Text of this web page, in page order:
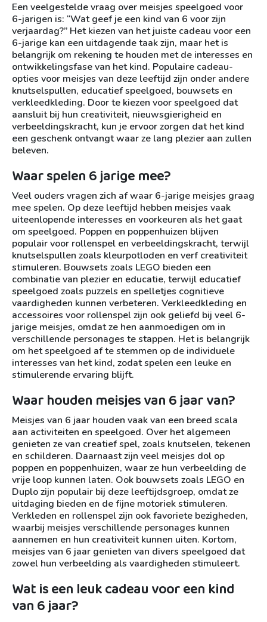
Een veelgestelde vraag over meisjes speelgoed voor
6-jarigen is: “Wat geef je een kind van 6 voor zijn
verjaardag?” Het kiezen van het juiste cadeau voor een
6-jarige kan een uitdagende taak zijn, maar het is
belangrijk om rekening te houden met de interesses en
ontwikkelingsfase van het kind. Populaire cadeau-
opties voor meisjes van deze leeftijd zijn onder andere
knutselspullen, educatief speelgoed, bouwsets en
verkleedkleding. Door te kiezen voor speelgoed dat
aansluit bij hun creativiteit, nieuwsgierigheid en
verbeeldingskracht, kun je ervoor zorgen dat het kind
een geschenk ontvangt waar ze lang plezier aan zullen
beleven.
Waar spelen 6 jarige mee?
Veel ouders vragen zich af waar 6-jarige meisjes graag
mee spelen. Op deze leeftijd hebben meisjes vaak
uiteenlopende interesses en voorkeuren als het gaat
om speelgoed. Poppen en poppenhuizen blijven
populair voor rollenspel en verbeeldingskracht, terwijl
knutselspullen zoals kleurpotloden en verf creativiteit
stimuleren. Bouwsets zoals LEGO bieden een
combinatie van plezier en educatie, terwijl educatief
speelgoed zoals puzzels en spelletjes cognitieve
vaardigheden kunnen verbeteren. Verkleedkleding en
accessoires voor rollenspel zijn ook geliefd bij veel 6-
jarige meisjes, omdat ze hen aanmoedigen om in
verschillende personages te stappen. Het is belangrijk
om het speelgoed af te stemmen op de individuele
interesses van het kind, zodat spelen een leuke en
stimulerende ervaring blijft.
Waar houden meisjes van 6 jaar van?
Meisjes van 6 jaar houden vaak van een breed scala
aan activiteiten en speelgoed. Over het algemeen
genieten ze van creatief spel, zoals knutselen, tekenen
en schilderen. Daarnaast zijn veel meisjes dol op
poppen en poppenhuizen, waar ze hun verbeelding de
vrije loop kunnen laten. Ook bouwsets zoals LEGO en
Duplo zijn populair bij deze leeftijdsgroep, omdat ze
uitdaging bieden en de fijne motoriek stimuleren.
Verkleden en rollenspel zijn ook favoriete bezigheden,
waarbij meisjes verschillende personages kunnen
aannemen en hun creativiteit kunnen uiten. Kortom,
meisjes van 6 jaar genieten van divers speelgoed dat
zowel hun verbeelding als vaardigheden stimuleert.
Wat is een leuk cadeau voor een kind
van 6 jaar?